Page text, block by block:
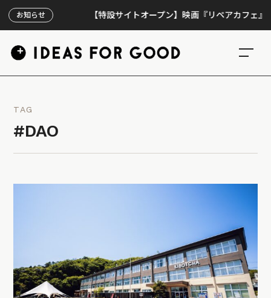
お知らせ 【特設サイトオープン】映画『リペアカフェ』、上
TAG
#DAO